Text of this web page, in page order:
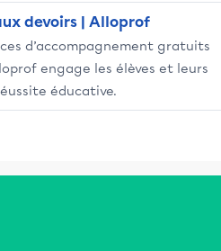
devoirs | Alloprof
d’accompagnement gratuits
engage les élèves et leurs
éducative.